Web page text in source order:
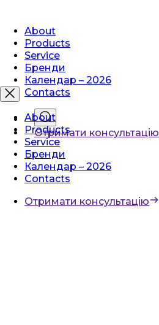
About
Products
Service
Бренди
Календар – 2026
Contacts
Отримати консультацію
About
Products
Service
Бренди
Календар – 2026
Contacts
Отримати консультацію